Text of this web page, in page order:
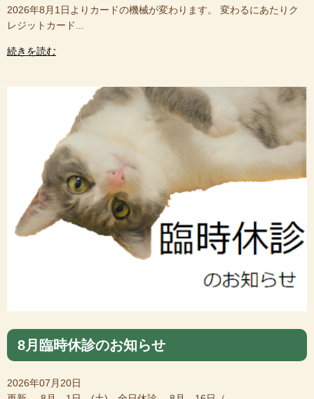
2026年8月1日よりカードの機械が変わります。 変わるにあたりク
レジットカード...
続きを読む
8月臨時休診のお知らせ
2026年07月20日